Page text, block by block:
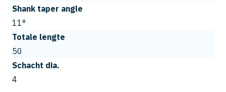
Shank taper angle
11°
Totale lengte
50
Schacht dia.
4